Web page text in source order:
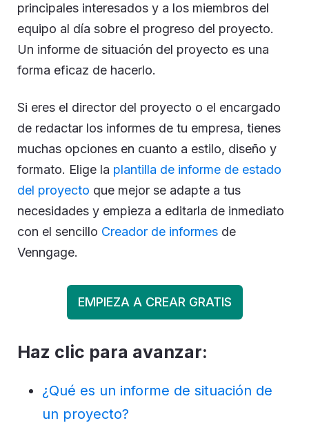
principales interesados y a los miembros del
equipo al día sobre el progreso del proyecto.
Un informe de situación del proyecto es una
forma eficaz de hacerlo.
Si eres el director del proyecto o el encargado
de redactar los informes de tu empresa, tienes
muchas opciones en cuanto a estilo, diseño y
formato. Elige la plantilla de informe de estado
del proyecto que mejor se adapte a tus
necesidades y empieza a editarla de inmediato
con el sencillo Creador de informes de
Venngage.
EMPIEZA A CREAR GRATIS
Haz clic para avanzar:
¿Qué es un informe de situación de
un proyecto?